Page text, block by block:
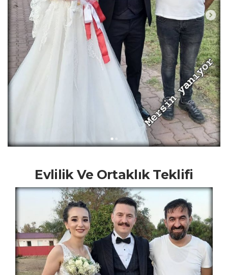
Evlilik Ve Ortaklık Teklifi